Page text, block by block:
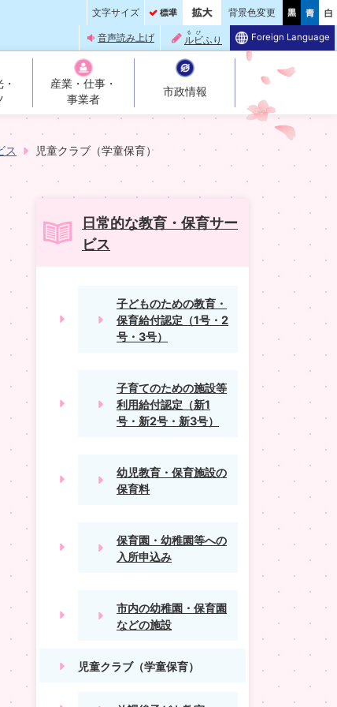
文字サイズ 背景色変更
音声読み上げ ルビ
るび
ふり Foreign Language
産業・仕事・
事業者
市政情報
ス 児童クラブ（学童保育）
日常的な教育・保育サー
ビス
子どものための教育・
保育給付認定（1号・2
号・3号）
子育てのための施設等
利用給付認定（新1
号・新2号・新3号）
幼児教育・保育施設の
保育料
保育園・幼稚園等への
入所申込み
市内の幼稚園・保育園
などの施設
児童クラブ（学童保育）